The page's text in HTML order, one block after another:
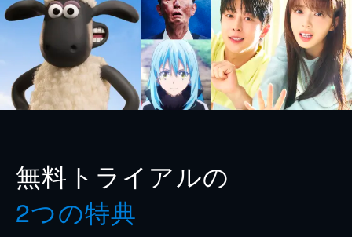
無料トライアルの
2つの特典